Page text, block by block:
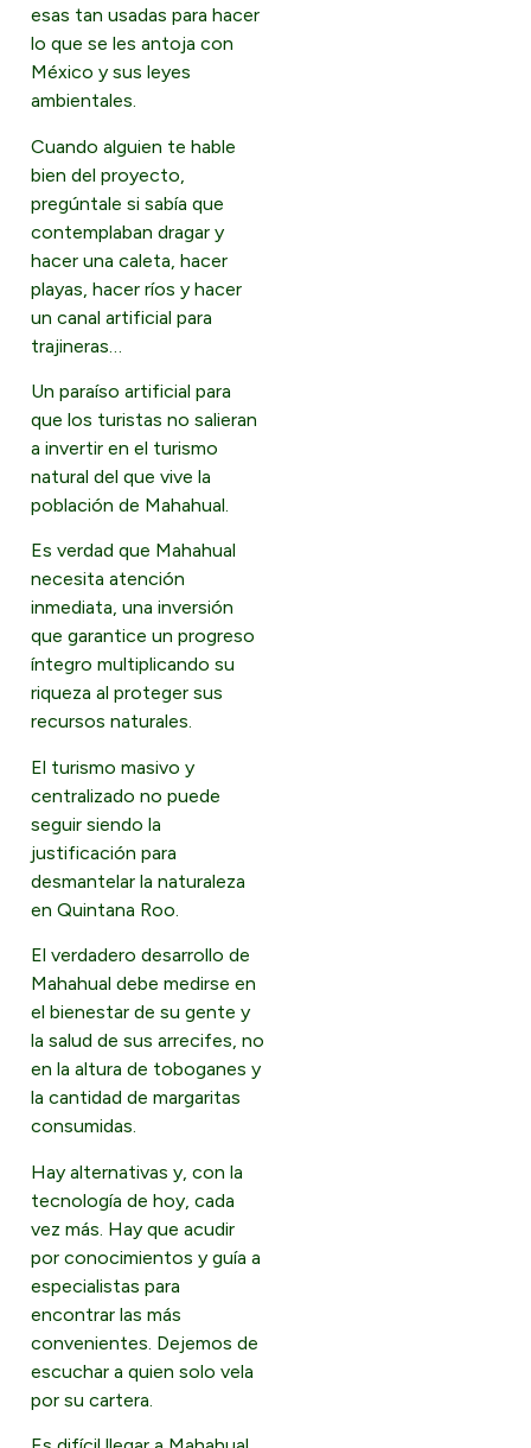
esas tan usadas para hacer
lo que se les antoja con
México y sus leyes
ambientales.
Cuando alguien te hable
bien del proyecto,
pregúntale si sabía que
contemplaban dragar y
hacer una caleta, hacer
playas, hacer ríos y hacer
un canal artificial para
trajineras…
Un paraíso artificial para
que los turistas no salieran
a invertir en el turismo
natural del que vive la
población de Mahahual.
Es verdad que Mahahual
necesita atención
inmediata, una inversión
que garantice un progreso
íntegro multiplicando su
riqueza al proteger sus
recursos naturales.
El turismo masivo y
centralizado no puede
seguir siendo la
justificación para
desmantelar la naturaleza
en Quintana Roo.
El verdadero desarrollo de
Mahahual debe medirse en
el bienestar de su gente y
la salud de sus arrecifes, no
en la altura de toboganes y
la cantidad de margaritas
consumidas.
Hay alternativas y, con la
tecnología de hoy, cada
vez más. Hay que acudir
por conocimientos y guía a
especialistas para
encontrar las más
convenientes. Dejemos de
escuchar a quien solo vela
por su cartera.